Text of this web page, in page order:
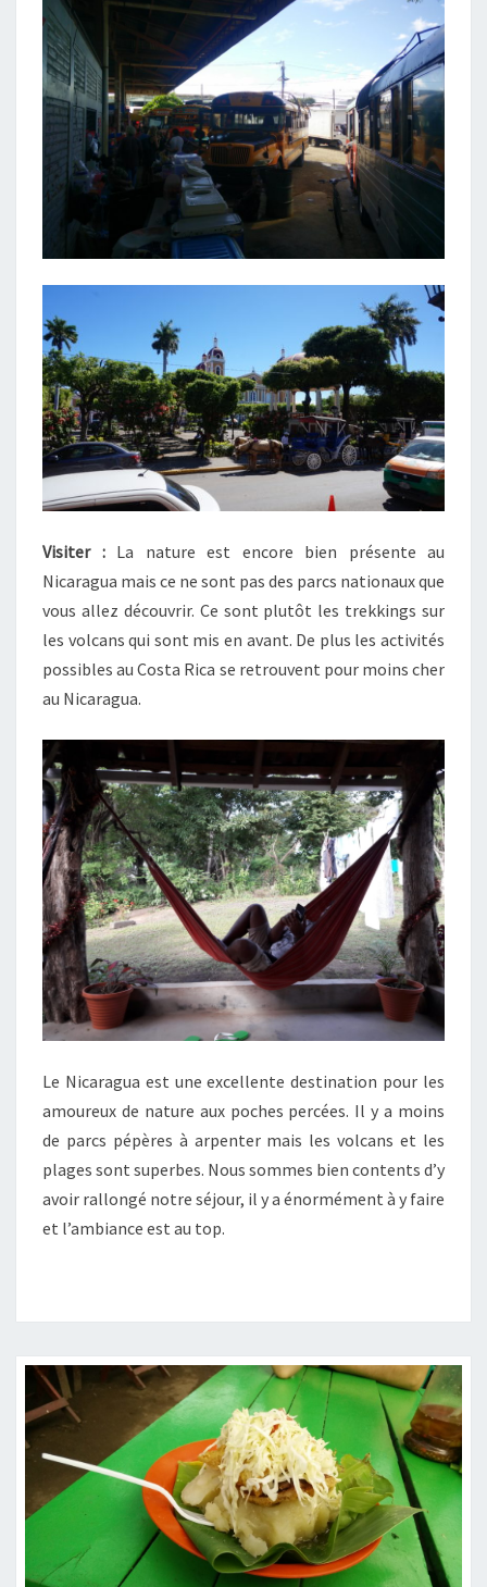
Visiter :La nature est encore bien présente au
Nicaragua mais ce ne sont pas des parcs nationaux que
vous allez découvrir. Ce sont plutôt les trekkings sur
les volcans qui sont mis en avant. De plus les activités
possibles au Costa Rica se retrouvent pour moins cher
au Nicaragua.
Le Nicaragua est une excellente destination pour les
amoureux de nature aux poches percées. Il y a moins
de parcs pépères à arpenter mais les volcans et les
plages sont superbes. Nous sommes bien contents d’y
avoir rallongé notre séjour, il y a énormément à y faire
et l’ambiance est au top.